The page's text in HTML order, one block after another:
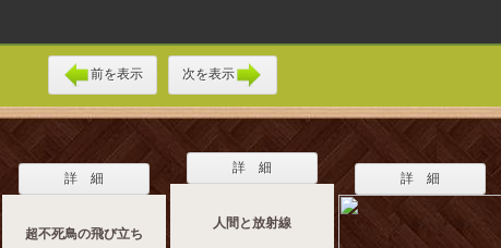
前を表示 次を表示
詳 細
超不死鳥の飛び立ち
詳 細
人間と放射線
詳 細